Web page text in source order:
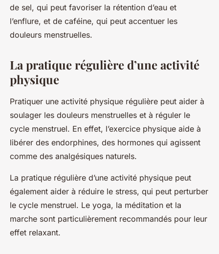
de sel, qui peut favoriser la rétention d’eau et
l’enflure, et de caféine, qui peut accentuer les
douleurs menstruelles.
La pratique régulière d’une activité
physique
Pratiquer une activité physique régulière peut aider à
soulager les douleurs menstruelles et à réguler le
cycle menstruel. En effet, l’exercice physique aide à
libérer des endorphines, des hormones qui agissent
comme des analgésiques naturels.
La pratique régulière d’une activité physique peut
également aider à réduire le stress, qui peut perturber
le cycle menstruel. Le yoga, la méditation et la
marche sont particulièrement recommandés pour leur
effet relaxant.